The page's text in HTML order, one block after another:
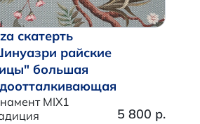
скатерть
райские
большая
MIX1
5 800 р.